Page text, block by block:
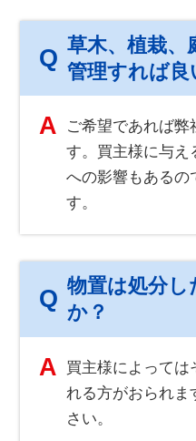
Q 草木、植栽、
管理すれば良
A
ご希望であれば弊
す。買主様に与え
への影響もあるの
す。
Q 物置は処分
か？
A
買主様によっては
れる方がおられま
さい。